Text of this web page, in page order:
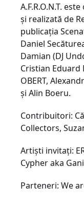
A.F.R.O.N.T.
și realizată de
publicația
Daniel
Damian (DJ
Cristian Eduard
OBERT,
și Alin Boeru.
Contribuitori:
Collectors,
Artiști invitați:
Cypher aka
Parteneri: We